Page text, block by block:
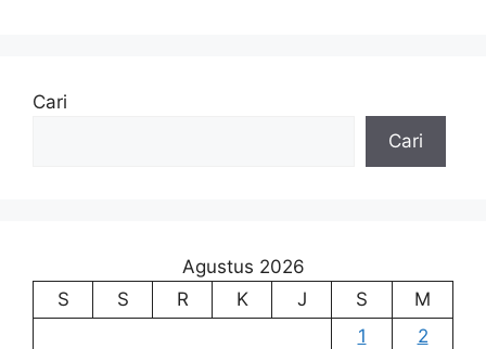
Cari
Cari
Agustus 2026
S
S R K J S
M
1
2